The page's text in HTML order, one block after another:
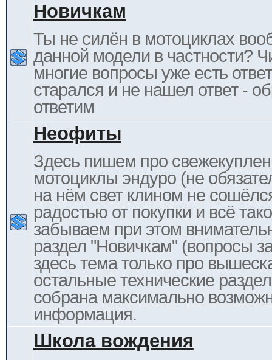
Новичкам
Ты не силён в мотоциклах
данной модели в частности?
многие вопросы уже есть
старался и не нашел ответ -
ответим
Неофиты
Здесь пишем про
мотоциклы эндуро (не
на нём свет клином не
радостью от покупки и всё
забываем при этом
раздел "Новичкам" (вопросы
здесь тема только про
остальные технические
собрана максимально
информация.
Школа вождения